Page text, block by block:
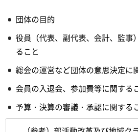
団体の目的
役員（代表、副代表、会計、監事
ること
総会の運営など団体の意思決定に
会員の入退会、参加費等に関する
予算・決算の審議・承認に関する